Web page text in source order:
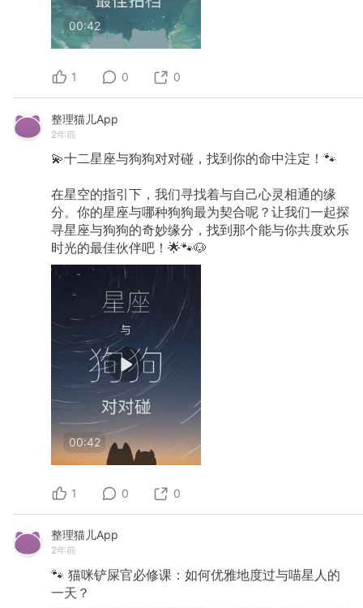
00:42
1 0 0
整理猫儿App
2年前
💫十二星座与狗狗对对碰，找到你的命中注定！🐾
在星空的指引下，我们寻找着与自己心灵相通的缘
分。你的星座与哪种狗狗最为契合呢？让我们一起探
寻星座与狗狗的奇妙缘分，找到那个能与你共度欢乐
时光的最佳伙伴吧！🌟🐾🐶
00:42
1 0 0
整理猫儿App
2年前
🐾 猫咪铲屎官必修课：如何优雅地度过与喵星人的
一天？